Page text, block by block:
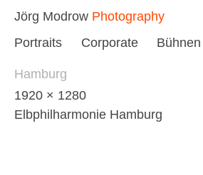
Jörg Modrow Photography
Portraits Corporate
Hamburg
1920 × 1280
Elbphilharmonie Hamburg